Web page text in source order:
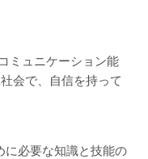
ミュニケーション能
会で、自信を持って
に必要な知識と技能の